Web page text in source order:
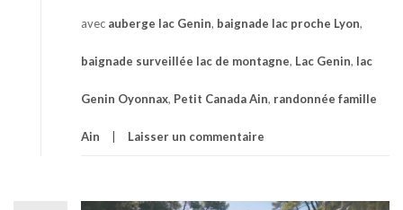
avec auberge lac Genin, baignade lac proche Lyon,
baignade surveillée lac de montagne, Lac Genin, lac
Genin Oyonnax, Petit Canada Ain, randonnée famille
Ain Laisser un commentaire